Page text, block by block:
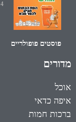
4 באוגוסט 2026
פוסטים פופולריים
מדורים
אוכל
איפה כדאי
ברכות חמות